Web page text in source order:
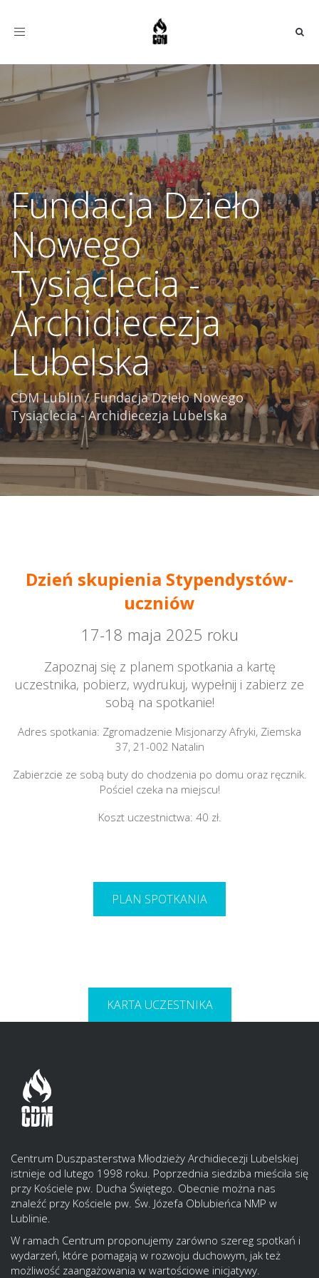
Toggle
Fundacja Dzieło
Nowego
Tysiąclecia -
Archidiecezja
Lubelska
CDM Lublin/Fundacja Dzieło Nowego
Tysiąclecia - Archidiecezja Lubelska
Dzień skupienia Stypendystów-
uczniów
17-18 maja 2025 roku
Zapoznaj się z planem spotkania a kartę
uczestnika, pobierz, wydrukuj, wypełnij i zabierz ze
sobą na spotkanie!
Adres spotkania: Zgromadzenie Misjonarzy Afryki, Ziemska
37, 21-002 Natalin
Zabierzcie ze sobą buty do chodzenia po domu oraz ręcznik.
Pościel czeka na miejscu!
Koszt uczestnictwa: 40 zł.
PLAN SPOTKANIA
KARTA UCZESTNIKA
Centrum Duszpasterstwa Młodzieży Archidiecezji Lubelskiej
istnieje od lutego 1998 roku. Poprzednia siedziba mieściła się
przy Kościele pw. Ducha Świętego. Obecnie można nas
znaleźć przy Kościele pw. Św. Józefa Oblubieńca NMP w
Lublinie.
W ramach Centrum proponujemy zarówno szereg spotkań i
wydarzeń, które pomagają w rozwoju duchowym, jak też
możliwość zaangażowania w wartościowe inicjatywy.